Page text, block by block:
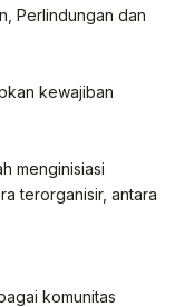
Perlindungan dan
kewajiban
menginisiasi
terorganisir, antara
komunitas